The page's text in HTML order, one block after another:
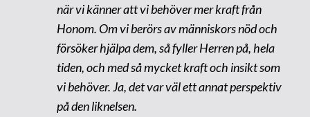
när vi känner att vi behöver mer kraft från
Honom. Om vi berörs av människors nöd och
försöker hjälpa dem, så fyller Herren på, hela
tiden, och med så mycket kraft och insikt som
vi behöver. Ja, det var väl ett annat perspektiv
på den liknelsen.